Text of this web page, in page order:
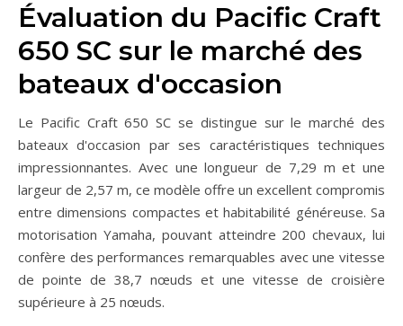
Évaluation du Pacific Craft
650 SC sur le marché des
bateaux d'occasion
Le Pacific Craft 650 SC se distingue sur le marché des
bateaux d'occasion par ses caractéristiques techniques
impressionnantes. Avec une longueur de 7,29 m et une
largeur de 2,57 m, ce modèle offre un excellent compromis
entre dimensions compactes et habitabilité généreuse. Sa
motorisation Yamaha, pouvant atteindre 200 chevaux, lui
confère des performances remarquables avec une vitesse
de pointe de 38,7 nœuds et une vitesse de croisière
supérieure à 25 nœuds.